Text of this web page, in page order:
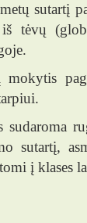
sutartį
tėvų
sudaroma
sutartį,
į klases